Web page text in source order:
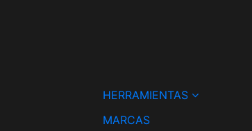
HERRAMIENTAS
MARCAS